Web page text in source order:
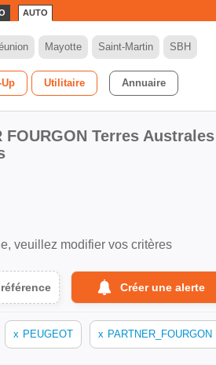
AUTO
Mayotte Saint-Martin SBH
Utilitaire Annuaire
FOURGON Terres Australes
veuillez modifier vos critères
Créer une alerte
x PEUGEOT x PARTNER_FOURGON